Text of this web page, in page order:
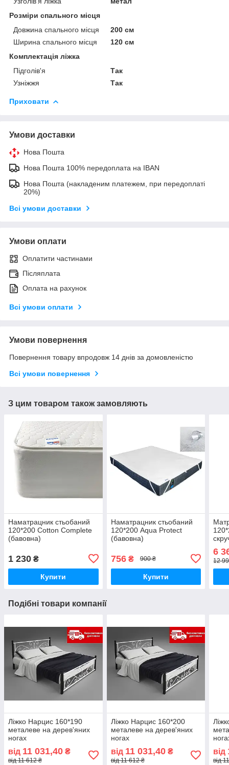
Розміри спального місця
Довжина спального місця
200 см
Ширина спального місця
120 см
Комплектація ліжка
Підголів'я
Так
Узніжжя
Так
Приховати
Умови доставки
Нова Пошта
Нова Пошта 100% передоплата на IBAN
Нова Пошта (накладеним платежем, при передоплаті
20%)
Всі умови доставки
Умови оплати
Оплатити частинами
Післяплата
Оплата на рахунок
Всі умови оплати
Умови повернення
Повернення товару впродовж 14 днів за домовленістю
Всі умови повернення
З цим товаром також замовляють
Наматрацник стьобаний
120*200 Cotton Complete
(бавовна)
1 230 ₴
Купити
Наматрацник стьобаний
120*200 Aqua Protect
(бавовна)
756₴ 900 ₴
Купити
6
12
Подібні товари компанії
Ліжко Нарцис 160*190
металеве на дерев'яних
ногах
від 11 031,40 ₴
від 11 612 ₴
Ліжко Нарцис 160*200
металеве на дерев'яних
ногах
від 11 031,40₴
від 11 612 ₴
від
від